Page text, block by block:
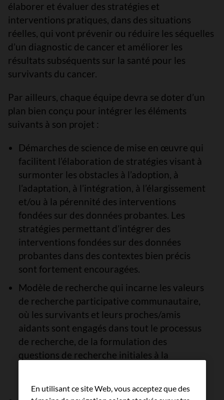
élaborer et évaluer des stratégies et
interventions pratiques, dans des situations
réelles, qui vont prévenir ou réduire les séquelles
d’un diagnostic de cancer et améliorer les
résultats subséquents sur la santé pour les
survivants du cancer.
Par ailleurs, chaque équipe devra se doter d’un
plan bien conçu pour intégrer les éléments
suivants à son projet :
Démarches de science de mise en œuvre qui
facilitent l’élaboration de stratégies visant à
surmonter les obstacles à l’adoption, à
l’adaptation, à l’intégration, à l’élargissement
et/ou à la pérennité des interventions
fondées sur des données probantes. Les
stratégies permettant d’intégrer des
interventions fondées sur des données
probantes dans des contextes bien précis
sont fortement encouragées.
Modèle de recherche qui incarne les valeurs
de recherche participative communautaire,
où les survivants et leurs proches/amis
aidants sont engagés dans tout le processus
de recherche, de la formulation des
questions de recherche initiales à la
En utilisant ce site Web, vous acceptez que des